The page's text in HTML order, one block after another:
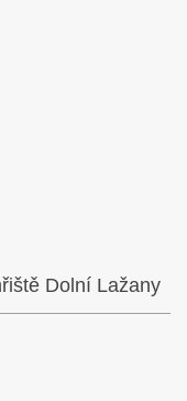
Dolní Lažany